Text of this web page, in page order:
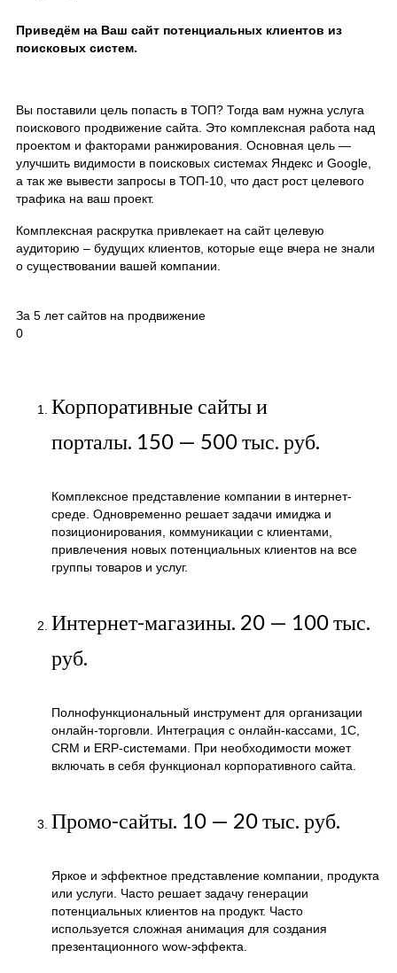
Приведём на Ваш сайт потенциальных клиентов из
поисковых систем.
Вы поставили цель попасть в ТОП? Тогда вам нужна услуга
поискового продвижение сайта. Это комплексная работа над
проектом и факторами ранжирования. Основная цель —
улучшить видимости в поисковых системах Яндекс и Google,
а так же вывести запросы в ТОП-10, что даст рост целевого
трафика на ваш проект.
Комплексная раскрутка привлекает на сайт целевую
аудиторию – будущих клиентов, которые еще вчера не знали
о существовании вашей компании.
За 5 лет сайтов на продвижение
0
Корпоративные сайты и
порталы. 150 — 500 тыс. руб.
Комплексное представление компании в интернет-
среде. Одновременно решает задачи имиджа и
позиционирования, коммуникации с клиентами,
привлечения новых потенциальных клиентов на все
группы товаров и услуг.
Интернет-магазины. 20 — 100 тыс.
руб.
Полнофункциональный инструмент для организации
онлайн-торговли. Интеграция с онлайн-кассами, 1C,
CRM и ERP-системами. При необходимости может
включать в себя функционал корпоративного сайта.
Промо-сайты. 10 — 20 тыс. руб.
Яркое и эффектное представление компании, продукта
или услуги. Часто решает задачу генерации
потенциальных клиентов на продукт. Часто
используется сложная анимация для создания
презентационного wow-эффекта.